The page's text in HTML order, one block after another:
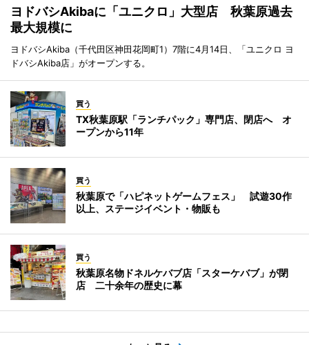
ヨドバシAkibaに「ユニクロ」大型店 秋葉原過去
最大規模に
ヨドバシAkiba（千代田区神田花岡町1）7階に4月14日、「ユニクロ ヨ
ドバシAkiba店」がオープンする。
買う
TX秋葉原駅「ランチパック」専門店、閉店へ オ
ープンから11年
買う
秋葉原で「ハピネットゲームフェス」 試遊30作
以上、ステージイベント・物販も
買う
秋葉原名物ドネルケバブ店「スターケバブ」が閉
店 二十余年の歴史に幕